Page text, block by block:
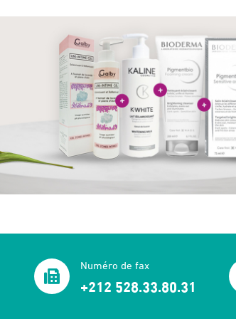
Numéro de fax
+212 528.33.80.31